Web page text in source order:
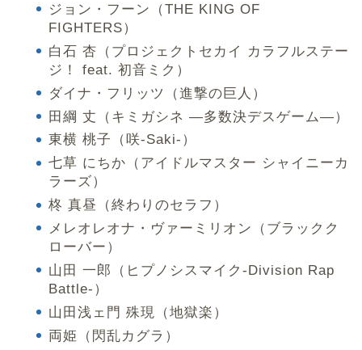
ジョン・フーン（THE KING OF
FIGHTERS）
白石 杏（プロジェクトセカイ カラフルステー
ジ！ feat. 初音ミク）
ダイナ・フリッツ（進撃の巨人）
田綱 丈（キミガシネ ―多数決デスゲーム―）
東横 桃子（咲-Saki-）
七草 にちか（アイドルマスター シャイニーカ
ラーズ）
柊 真昼（終わりのセラフ）
メレオレオナ・ヴァーミリオン（ブラックク
ローバー）
山田 一郎（ヒプノシスマイク-Division Rap
Battle-）
山田浅ェ門 殊現（地獄楽）
両姫（閃乱カグラ）